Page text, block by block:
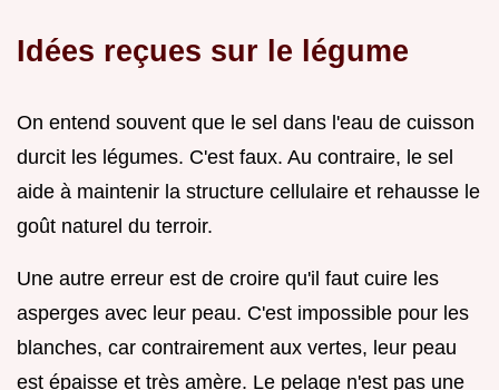
Idées reçues sur le légume
On entend souvent que le sel dans l'eau de cuisson
durcit les légumes. C'est faux. Au contraire, le sel
aide à maintenir la structure cellulaire et rehausse le
goût naturel du terroir.
Une autre erreur est de croire qu'il faut cuire les
asperges avec leur peau. C'est impossible pour les
blanches, car contrairement aux vertes, leur peau
est épaisse et très amère. Le pelage n'est pas une